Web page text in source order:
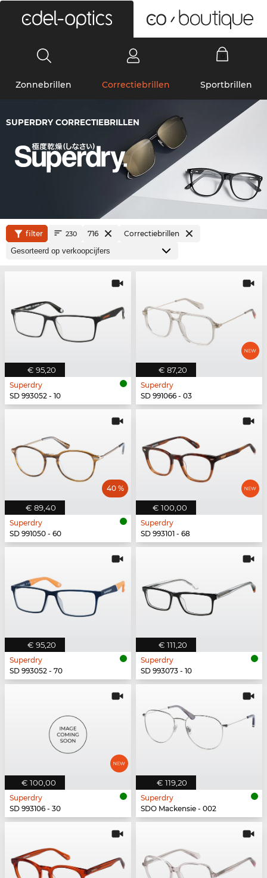
Zonnebrillen Correctiebrillen Sportbrillen
SUPERDRY CORRECTIEBRILLEN
filter 230 716 Correctiebrillen
€ 95,20
Superdry
SD 993052 - 10
€ 87,20
Superdry
SD 991066 - 03
€ 89,40
40 %
Superdry
SD 991050 - 60
€ 100,00
Superdry
SD 993101 - 68
€ 95,20
Superdry
SD 993052 - 70
€ 111,20
Superdry
SD 993073 - 10
€ 100,00
Superdry
SD 993106 - 30
€ 119,20
Superdry
SDO Mackensie - 002